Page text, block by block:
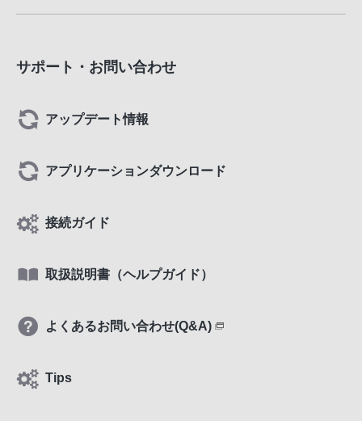
サポート・お問い合わせ
アップデート情報
アプリケーションダウンロード
接続ガイド
取扱説明書（ヘルプガイド）
よくあるお問い合わせ(Q&A)
Tips